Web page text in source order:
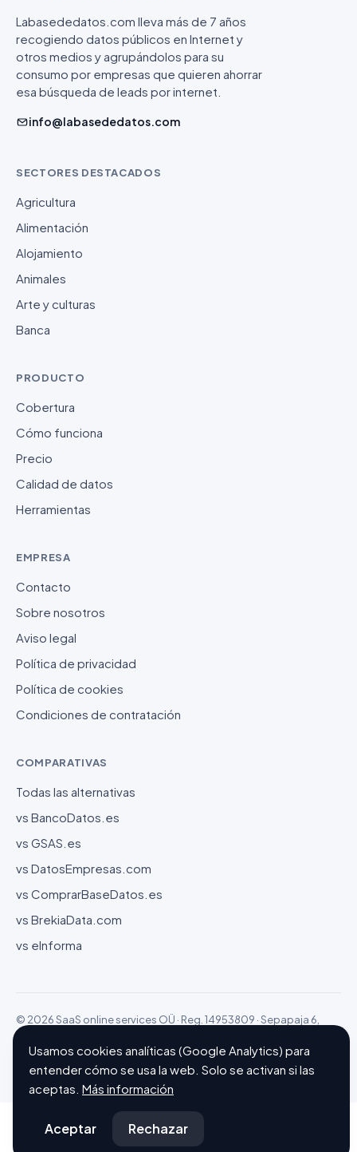
Labasededatos.com lleva más de 7 años
recogiendo datos públicos en Internet y
otros medios y agrupándolos para su
consumo por empresas que quieren ahorrar
esa búsqueda de leads por internet.
info@labasededatos.com
SECTORES DESTACADOS
Agricultura
Alimentación
Alojamiento
Animales
Arte y culturas
Banca
PRODUCTO
Cobertura
Cómo funciona
Precio
Calidad de datos
Herramientas
EMPRESA
Contacto
Sobre nosotros
Aviso legal
Política de privacidad
Política de cookies
Condiciones de contratación
COMPARATIVAS
Todas las alternativas
vs BancoDatos.es
vs GSAS.es
vs DatosEmpresas.com
vs ComprarBaseDatos.es
vs BrekiaData.com
vs eInforma
© 2026 SaaS online services OÜ · Reg. 14953809 · Sepapaja 6,
15551 Tallinn (Estonia)
Configurar cookiesHecho con ❤ en Barcelona
Usamos cookies analíticas (Google Analytics) para
entender cómo se usa la web. Solo se activan si las
aceptas. Más información
Aceptar Rechazar